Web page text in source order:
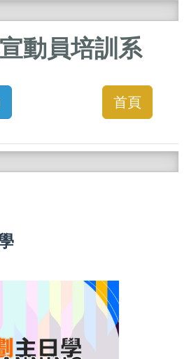
動員培訓系
首頁